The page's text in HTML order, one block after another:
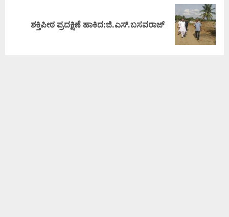
ಶಕ್ತಿಪೀಠ ಪ್ರದಕ್ಷಿಣೆ ಹಾಕಿದ:ಜಿ.ಎಸ್.ಬಸವರಾಜ್